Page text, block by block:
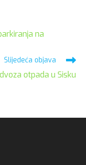
na
Slijedeća objava
otpada u Sisku